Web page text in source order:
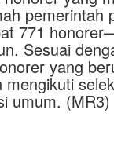
pemerintah
771
Sesuai
yang
umum. (MR3)